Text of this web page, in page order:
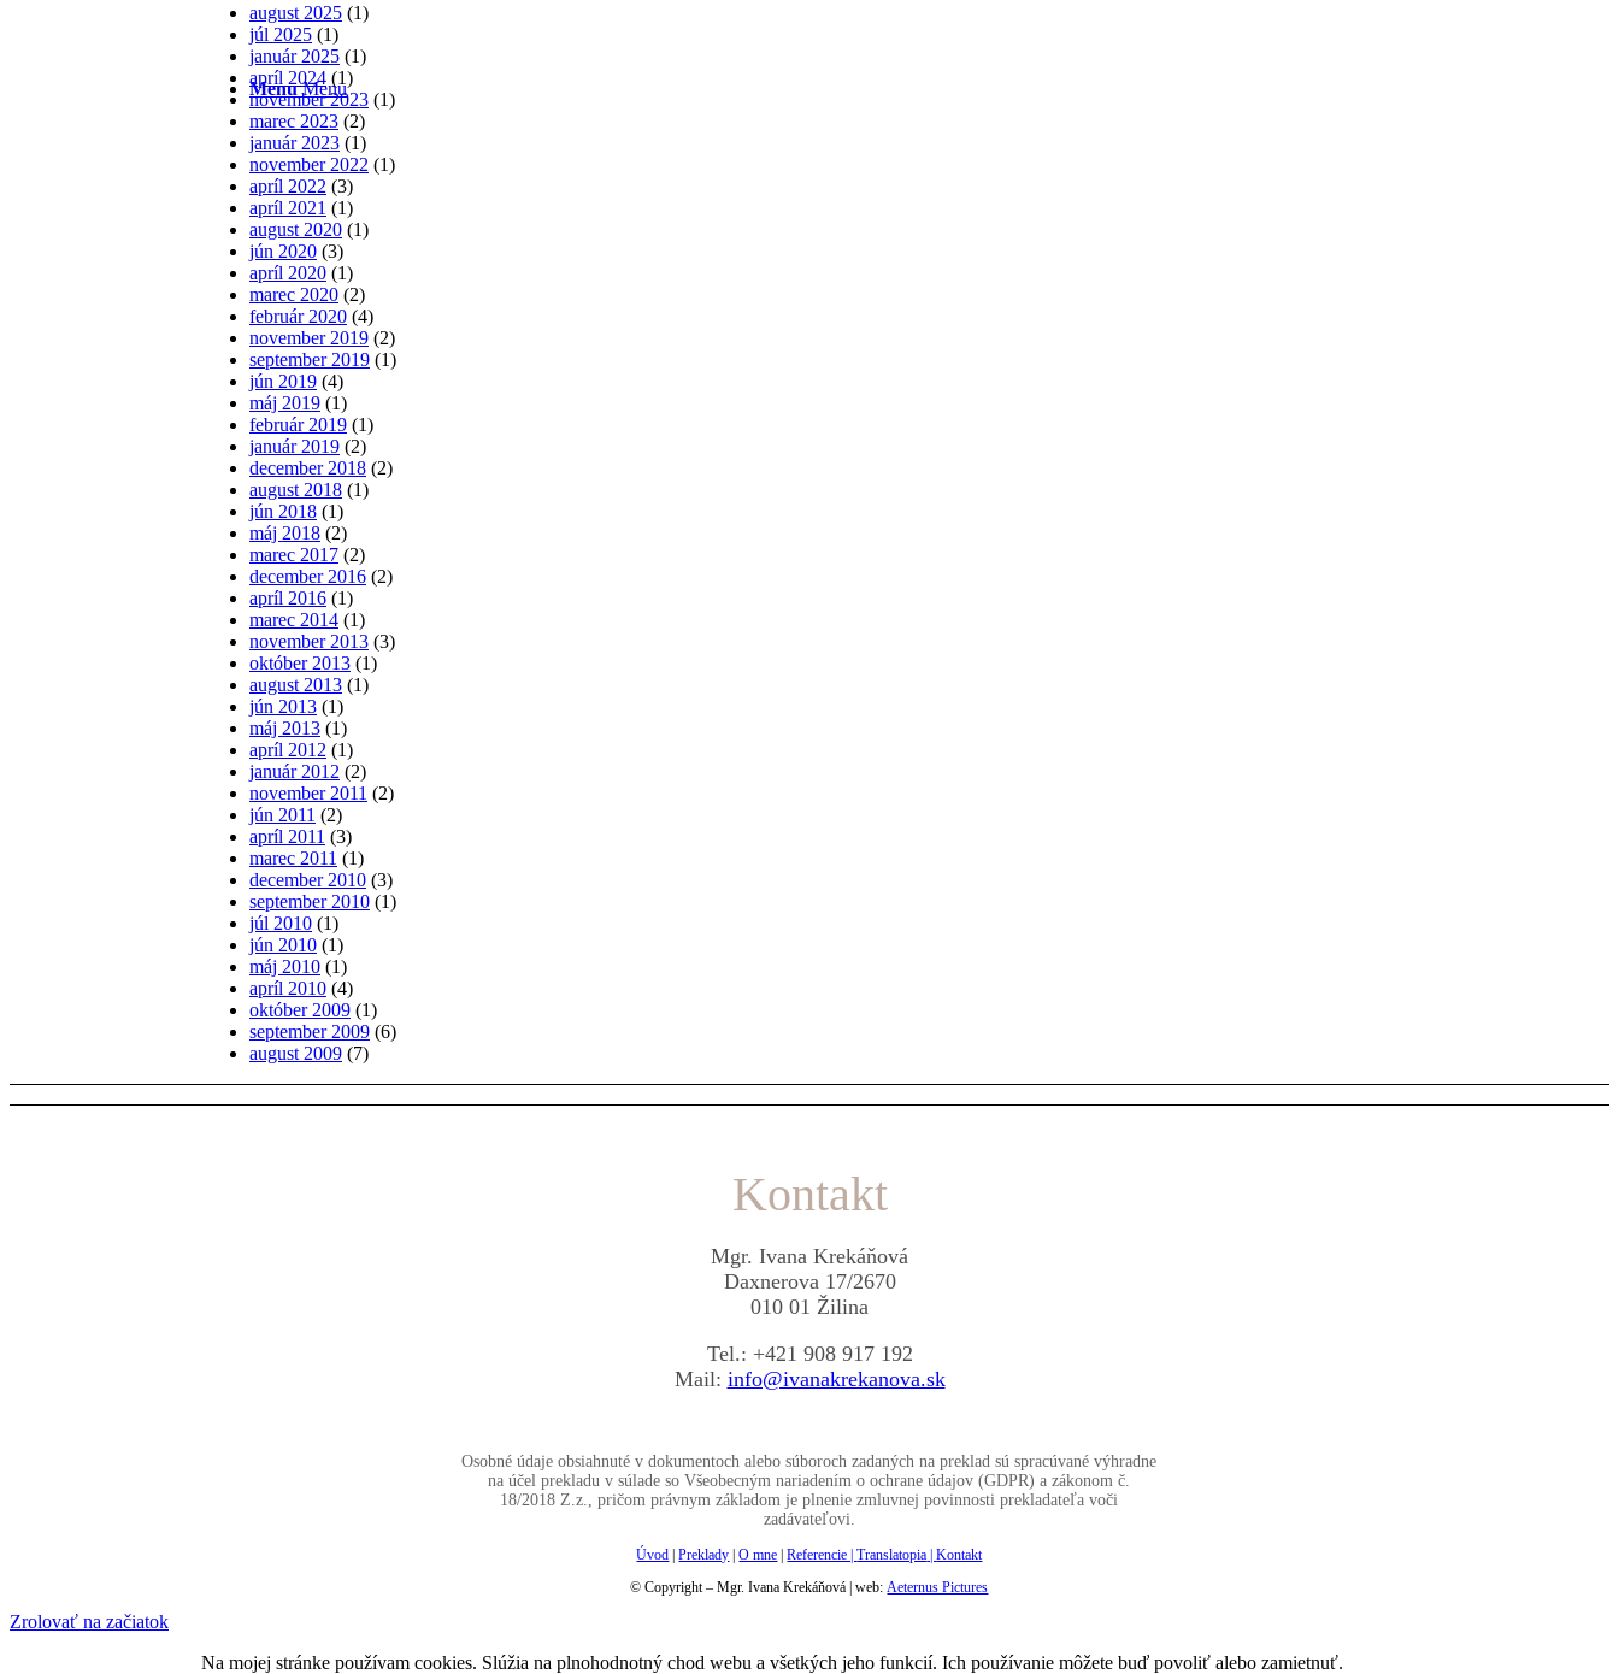
Menu Menu
august 2025 (1)
júl 2025 (1)
január 2025 (1)
apríl 2024 (1)
november 2023 (1)
marec 2023 (2)
január 2023 (1)
november 2022 (1)
apríl 2022 (3)
apríl 2021 (1)
august 2020 (1)
jún 2020 (3)
apríl 2020 (1)
marec 2020 (2)
február 2020 (4)
november 2019 (2)
september 2019 (1)
jún 2019 (4)
máj 2019 (1)
február 2019 (1)
január 2019 (2)
december 2018 (2)
august 2018 (1)
jún 2018 (1)
máj 2018 (2)
marec 2017 (2)
december 2016 (2)
apríl 2016 (1)
marec 2014 (1)
november 2013 (3)
október 2013 (1)
august 2013 (1)
jún 2013 (1)
máj 2013 (1)
apríl 2012 (1)
január 2012 (2)
november 2011 (2)
jún 2011 (2)
apríl 2011 (3)
marec 2011 (1)
december 2010 (3)
september 2010 (1)
júl 2010 (1)
jún 2010 (1)
máj 2010 (1)
apríl 2010 (4)
október 2009 (1)
september 2009 (6)
august 2009 (7)
Kontakt
Mgr. Ivana Krekáňová
Daxnerova 17/2670
010 01 Žilina
Tel.: +421 908 917 192
Mail: info@ivanakrekanova.sk
Osobné údaje obsiahnuté v dokumentoch alebo súboroch zadaných na preklad sú spracúvané výhradne
na účel prekladu v súlade so Všeobecným nariadením o ochrane údajov (GDPR) a zákonom č.
18/2018 Z.z., pričom právnym základom je plnenie zmluvnej povinnosti prekladateľa voči
zadávateľovi.
Úvod |Preklady |O mne |Referencie |Translatopia |Kontakt
© Copyright – Mgr. Ivana Krekáňová | web:Aeternus Pictures
Zrolovať na začiatok
Na mojej stránke používam cookies. Slúžia na plnohodnotný chod webu a všetkých jeho funkcií. Ich používanie môžete buď povoliť alebo zamietnuť.